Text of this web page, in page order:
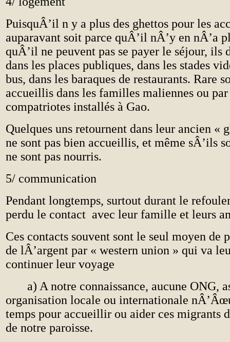
PuisquÂ’il n y a plus des ghettos pour les
auparavant soit parce quÂ’il nÂ’y en nÂ’a
quÂ’il ne peuvent pas se payer le séjour, ils
dans les places publiques, dans les stades
bus, dans les baraques de restaurants. Rare
accueillis dans les familles maliennes ou
compatriotes installés à Gao.
Quelques uns retournent dans leur ancien «
ne sont pas bien accueillis, et même sÂ’ils
ne sont pas nourris.
5/ communication
Pendant longtemps, surtout durant le
perdu le contact avec leur famille et leurs
Ces contacts souvent sont le seul moyen de
de lÂ’argent par « western union » qui va
continuer leur voyage
a) A notre connaissance, aucune ONG,
organisation locale ou internationale
temps pour accueillir ou aider ces migrants
de notre paroisse.